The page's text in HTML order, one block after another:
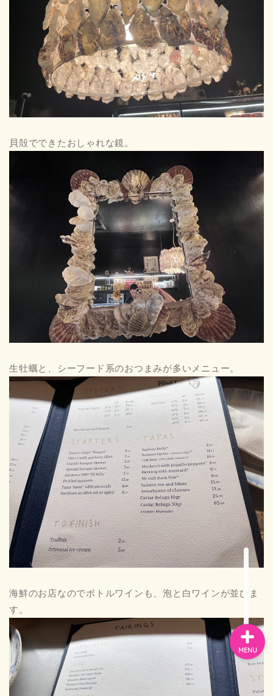
貝殻でできたおしゃれな鏡。
生牡蠣と、シーフード系のおつまみが多いメニュー。
海鮮のお店なのでボトルワインも、泡と白ワインが並びま
す。
MENU
お問い合わせ
プライバシーポリシー
スペイン
バルセロナお土産